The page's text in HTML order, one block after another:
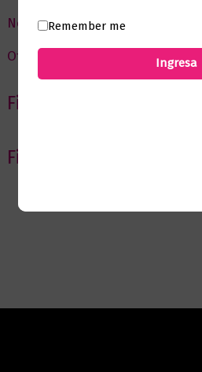
Novedades
Ofertas
Filtrar por Autor
Filtrar por editorial
Remember me
Ingresa